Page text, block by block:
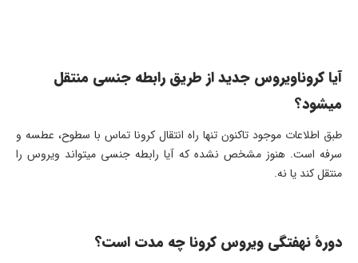
آیا کروناویروس جدید از طریق رابطه جنسی منتقل
میشود؟
طبق اطلاعات موجود تاکنون تنها راه انتقال کرونا تماس با سطوح، عطسه و
سرفه است. هنوز مشخص نشده که آیا رابطه جنسی میتواند ویروس را
منتقل کند یا نه.
دورهٔ نهفتگی ویروس کرونا چه مدت است؟